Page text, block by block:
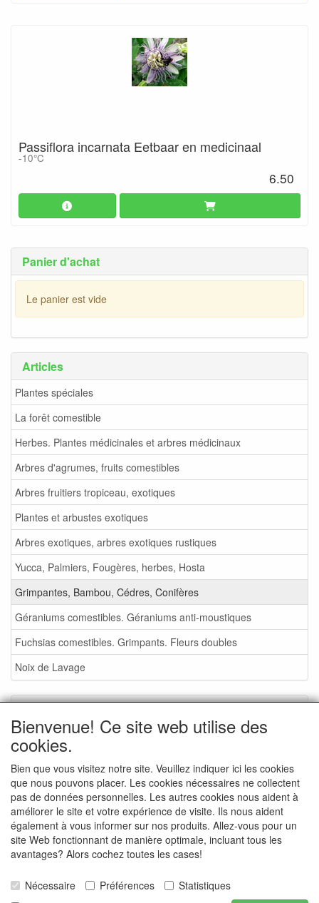
Panier d'achat
Le panier est vide
Articles
Plantes spéciales
La forêt comestible
Herbes. Plantes médicinales et arbres médicinaux
Arbres d'agrumes, fruits comestibles
Arbres fruitiers tropiceau, exotiques
Plantes et arbustes exotiques
Arbres exotiques, arbres exotiques rustiques
Yucca, Palmiers, Fougères, herbes, Hosta
Grimpantes, Bambou, Cédres, Conifères
Géraniums comestibles. Géraniums anti-moustiques
Fuchsias comestibles. Grimpants. Fleurs doubles
Noix de Lavage
Service
Foire aux plantes 2026
Conditions de vente
Commande - info
Contact
Photos de la pépinière
Photos d'événements
Passiflora incarnata Eetbaar en medicinaal
-10°C
6.50
Bienvenue! Ce site web utilise des
cookies.
Bien que vous visitez notre site. Veuillez indiquer ici les cookies
que nous pouvons placer. Les cookies nécessaires ne collectent
pas de données personnelles. Les autres cookies nous aident à
améliorer le site et votre expérience de visite. Ils nous aident
également à vous informer sur nos produits. Allez-vous pour un
site Web fonctionnant de manière optimale, incluant tous les
avantages? Alors cochez toutes les cases!
Nécessaire Préférences
Statistiques